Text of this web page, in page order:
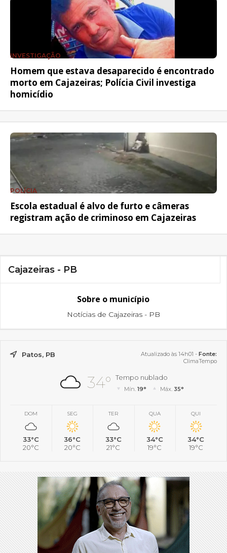
INVESTIGAÇÃO
Homem que estava desaparecido é encontrado
morto em Cajazeiras; Polícia Civil investiga
homicídio
POLÍCIA
Escola estadual é alvo de furto e câmeras
registram ação de criminoso em Cajazeiras
Cajazeiras - PB
Sobre o município
Notícias de Cajazeiras - PB
Patos, PB Atualizado às 14h01 - Fonte:
ClimaTempo
34° Tempo nublado
Mín.19° Máx. 35°
DOM
33°C
20°C
SEG
36°C
20°C
TER
33°C
21°C
QUA
34°C
19°C
QUI
34°C
19°C